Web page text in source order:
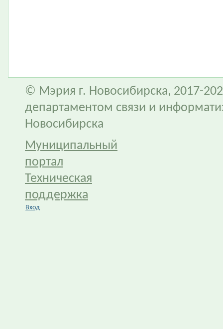
© Мэрия г. Новосибирска, 2017-
департаментом связи и
Новосибирска
Муниципальный
портал
Техническая
поддержка
Вход